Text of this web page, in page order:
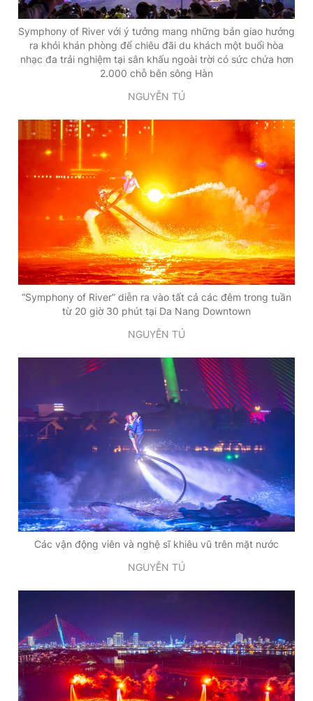
Symphony of River với ý tưởng mang những bản giao hưởng
ra khỏi khán phòng để chiêu đãi du khách một buổi hòa
nhạc đa trải nghiệm tại sân khấu ngoài trời có sức chứa hơn
2.000 chỗ bên sông Hàn
NGUYỄN TÚ
“Symphony of River” diễn ra vào tất cả các đêm trong tuần
từ 20 giờ 30 phút tại Da Nang Downtown
NGUYỄN TÚ
Các vận động viên và nghệ sĩ khiêu vũ trên mặt nước
NGUYỄN TÚ